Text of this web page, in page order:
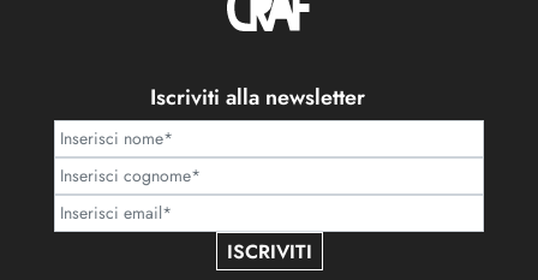
Iscriviti alla newsletter
ISCRIVITI